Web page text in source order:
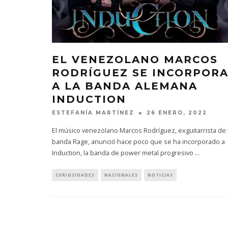
EL VENEZOLANO MARCOS
RODRÍGUEZ SE INCORPORA
A LA BANDA ALEMANA
INDUCTION
ESTEFANÍA MARTÍNEZ 26 ENERO, 2022
El músico venezolano Marcos Rodríguez, exguitarrista de
banda Rage, anunció hace poco que se ha incorporado a
Induction, la banda de power metal progresivo ...
CURIOSIDADES NACIONALES NOTICIAS